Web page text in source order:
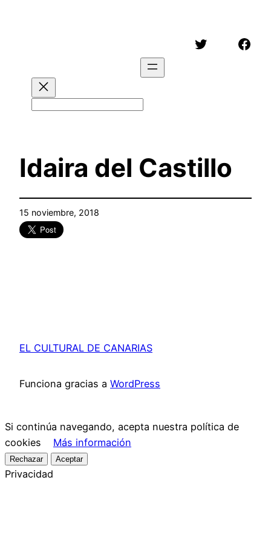
Twitter
Idaira del Castillo
15 noviembre, 2018
EL CULTURAL DE CANARIAS
Funciona gracias a WordPress
Si continúa navegando, acepta nuestra política de
cookies Más información
Rechazar Aceptar
Privacidad